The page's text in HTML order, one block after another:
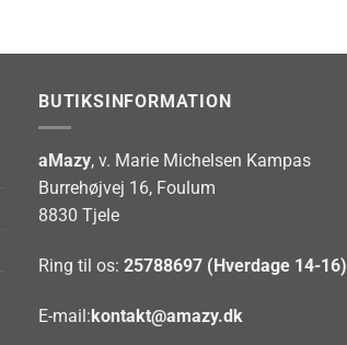
BUTIKSINFORMATION
aMazy, v. Marie Michelsen Kampas
Burrehøjvej 16, Foulum
8830 Tjele
Ring til os: 25788697 (Hverdage 14-16)
E-mail:kontakt@amazy.dk